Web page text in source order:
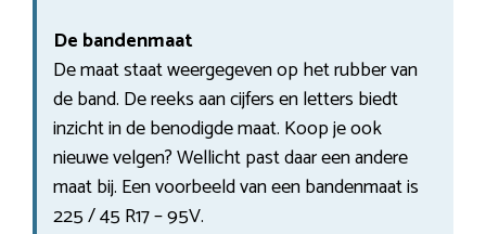
De bandenmaat
De maat staat weergegeven op het rubber van
de band. De reeks aan cijfers en letters biedt
inzicht in de benodigde maat. Koop je ook
nieuwe velgen? Wellicht past daar een andere
maat bij. Een voorbeeld van een bandenmaat is
225 / 45 R17 – 95V.